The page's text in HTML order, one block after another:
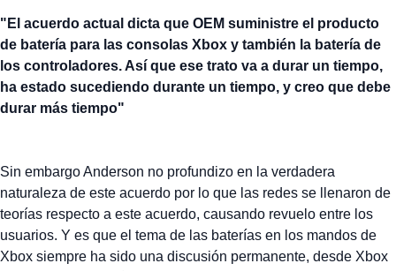
"El acuerdo actual dicta que OEM suministre el producto
de batería para las consolas Xbox y también la batería de
los controladores. Así que ese trato va a durar un tiempo,
ha estado sucediendo durante un tiempo, y creo que debe
durar más tiempo"
Sin embargo Anderson no profundizo en la verdadera
naturaleza de este acuerdo por lo que las redes se llenaron de
teorías respecto a este acuerdo, causando revuelo entre los
usuarios. Y es que el tema de las baterías en los mandos de
Xbox siempre ha sido una discusión permanente, desde Xbox